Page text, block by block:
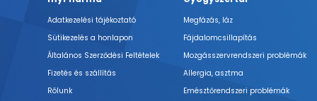
Adatkezelési tájékoztató
Sütikezelés a honlapon
Általános Szerződési Feltételek
Fizetés és szállítás
Rólunk
Megfázás, láz
Fájdalomcsillapítás
Mozgásszervrendszeri problémák
Allergia, asztma
Emésztőrendszeri problémák